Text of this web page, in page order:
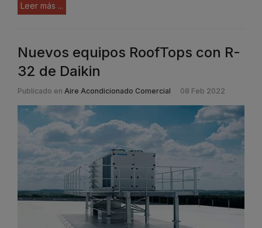
Leer más ...
Nuevos equipos RoofTops con R-
32 de Daikin
Publicado en Aire Acondicionado Comercial 08 Feb 2022